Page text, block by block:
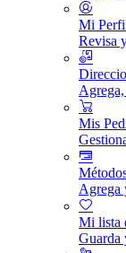
Mi
Revisa
Mis
Agrega
Mi lista
Guarda